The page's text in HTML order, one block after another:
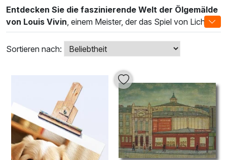
Entdecken Sie die faszinierende Welt der Ölgemälde
von Louis Vivin , einem Meister, der das Spiel von Licht
und Farbe auf unvergleichliche Weise beherrscht. Seine
Werke zeichnen sich durch eine lebendige Farbpalette und
dynamische Pinselstriche aus, die die Schönheit des
Alltags in außergewöhnlicher Weise einfängt. Jedes
Gemälde transportiert den Betrachter in eine ephemere,
künstlerische Atmosphäre, die zugleich beruhigend und
inspirierend wirkt.
Vivin kombiniert traditionelle Techniken mit einem
zeitgenössischen Ansatz, um einzigartige Kompositionen
zu schaffen, die sowohl in modernen als auch in klassisch
eingerichteten Räumen harmonisch integriert werden
Sortieren nach: